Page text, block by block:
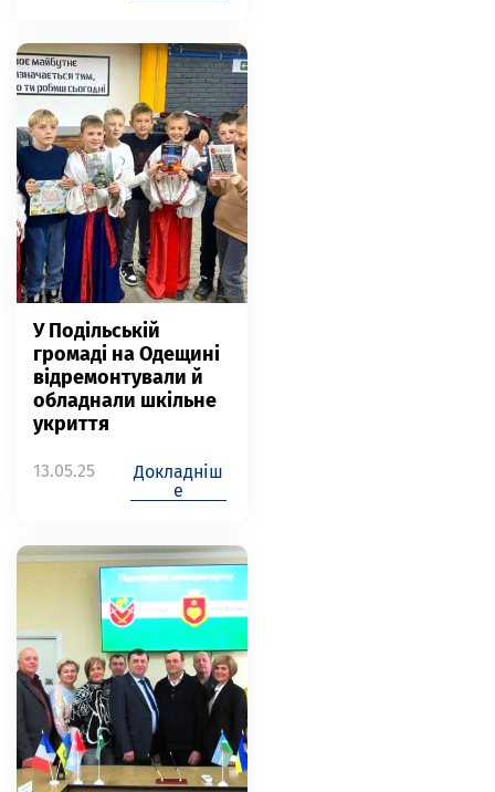
У Подільській
громаді на Одещині
відремонтували й
обладнали шкільне
укриття
13.05.25
Докладніш
е